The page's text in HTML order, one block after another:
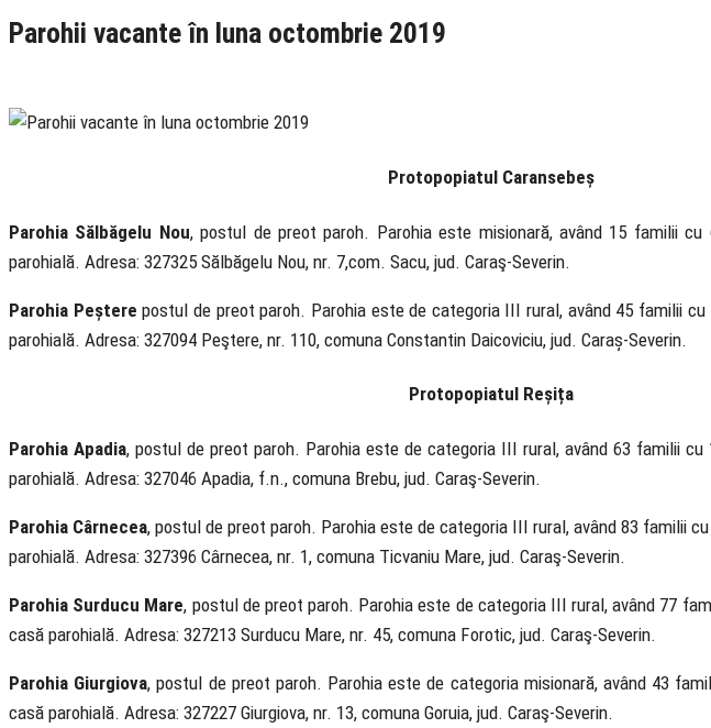
Parohii vacante în luna octombrie 2019
Protopopiatul Caransebeș
Parohia Sălbăgelu Nou, postul de preot paroh. Parohia este misionară, având 15 familii
parohială. Adresa: 327325 Sălbăgelu Nou, nr. 7,com. Sacu, jud. Caraş-Severin.
Parohia Peștere postul de preot paroh. Parohia este de categoria III rural, având 45 familii
parohială. Adresa: 327094 Peştere, nr. 110, comuna Constantin Daicoviciu, jud. Caraș-Severin.
Protopopiatul Reșița
Parohia Apadia, postul de preot paroh. Parohia este de categoria III rural, având 63 familii
parohială. Adresa: 327046 Apadia, f.n., comuna Brebu, jud. Caraş-Severin.
Parohia Cârnecea, postul de preot paroh. Parohia este de categoria III rural, având 83 familii
parohială. Adresa: 327396 Cârnecea, nr. 1, comuna Ticvaniu Mare, jud. Caraş-Severin.
Parohia Surducu Mare, postul de preot paroh. Parohia este de categoria III rural, având 77
casă parohială. Adresa: 327213 Surducu Mare, nr. 45, comuna Forotic, jud. Caraş-Severin.
Parohia Giurgiova, postul de preot paroh. Parohia este de categoria misionară, având 43
casă parohială. Adresa: 327227 Giurgiova, nr. 13, comuna Goruia, jud. Caraş-Severin.